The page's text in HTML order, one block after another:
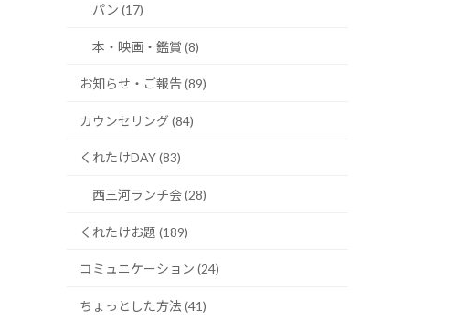
パン (17)
本・映画・鑑賞 (8)
お知らせ・ご報告 (89)
カウンセリング (84)
くれたけDAY (83)
西三河ランチ会 (28)
くれたけお題 (189)
コミュニケーション (24)
ちょっとした方法 (41)